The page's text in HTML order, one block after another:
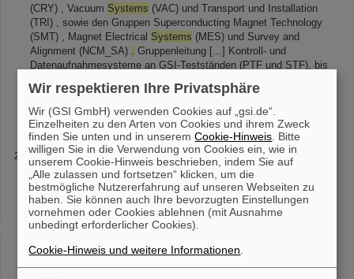
(CRY) , Vacuum Systems (VAC) und Transport und Installation
(TRI) , sowie den Gruppen Superconducting Magnet Technology
(SMT) , Magnet Electrical Systems (MES) und Survey and
Alignment (NCM_SA) . Gruppenleitung [...] Kontroll- und
Datenaufnahmesysteme an GSI-Testständen (PTF und STF), bis
Magnetfeldmessungen und geometrische Messungen an
Kryomagnetischen Modulen für das
Magnet Electrical Systems (MES)
besteht hier eine enge Zusammenarbeit mit den Abteilungen
Electrical PowerSystems(EPS) und Accelerator ControlSystems
(ACO). Darüber hinaus bringt die Gruppe MES ihre Erfahrung bei
den Vorbereitungen [...] Gruppe Magnet ElectricalSystems
Die Gruppe "Magnet ElectricalSystems
Abteilung SCM (Superconducting Magnets & Testing) ist
zuständig für die Prüfung und Sicherstellung der
Wir respektieren Ihre Privatsphäre
Wir (GSI GmbH) verwenden Cookies auf „gsi.de“.
Einzelheiten zu den Arten von Cookies und ihrem Zweck
finden Sie unten und in unseremCookie-Hinweis . Bitte
willigen Sie in die Verwendung von Cookies ein, wie in
unserem Cookie-Hinweis beschrieben, indem Sie auf
„Alle zulassen und fortsetzen“ klicken, um die
bestmögliche Nutzererfahrung auf unseren Webseiten zu
haben. Sie können auch Ihre bevorzugten Einstellungen
vornehmen oder Cookies ablehnen (mit Ausnahme
unbedingt erforderlicher Cookies).
Cookie-Hinweis und weitere Informationen